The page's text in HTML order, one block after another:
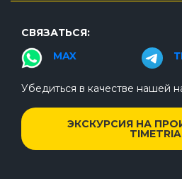
СВЯЗАТЬСЯ:
MAX
Убедиться в качестве нашей
ЭКСКУРСИЯ НА